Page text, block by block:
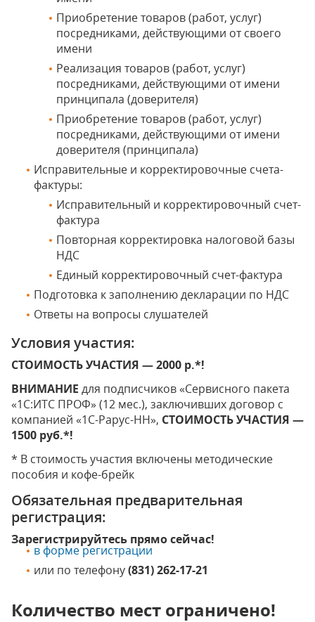
Приобретение товаров (работ, услуг)
посредниками, действующими от своего
имени
Реализация товаров (работ, услуг)
посредниками, действующими от имени
принципала (доверителя)
Приобретение товаров (работ, услуг)
посредниками, действующими от имени
доверителя (принципала)
Исправительные и корректировочные счета-
фактуры:
Исправительный и корректировочный счет-
фактура
Повторная корректировка налоговой базы
НДС
Единый корректировочный счет-фактура
Подготовка к заполнению декларации по НДС
Ответы на вопросы слушателей
Условия участия:
СТОИМОСТЬ УЧАСТИЯ — 2000 р.*!
ВНИМАНИЕ для подписчиков «Сервисного пакета
«1С:ИТС ПРОФ» (12 мес.), заключивших договор с
компанией «1С-Рарус-НН», СТОИМОСТЬ УЧАСТИЯ —
1500 руб.*!
* В стоимость участия включены методические
пособия и кофе-брейк
Обязательная предварительная
регистрация:
Зарегистрируйтесь прямо сейчас!
в форме регистрации
или по телефону(831) 262-17-21
Количество мест ограничено!